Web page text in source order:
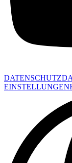
DATENSCHUTZ
EINSTELLUNGEN